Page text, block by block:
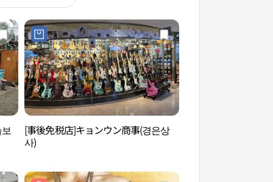
[事後免税店]キョンウン商事(경은상
사)